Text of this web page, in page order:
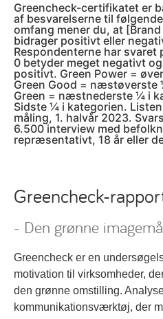
Greencheck-certifikatet er
af besvarelserne til
omfang mener du, at
bidrager positivt eller
Respondenterne har svaret
0 betyder meget negativt
positivt. Green Power =
Green Good = næstøverste
Green = næstnederste ¼ i
Sidste ¼ i kategorien.
måling, 1. halvår 2023.
6.500 interview med
repræsentativt, 18 år eller
Greencheck-
- Den grønne
Greencheck er en
motivation til virksomheder,
den grønne omstilling.
kommunikationsværktøj, der